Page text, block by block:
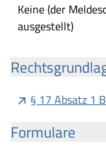
Keine (der
ausgestellt)
§ 17 Absatz 1
Formulare